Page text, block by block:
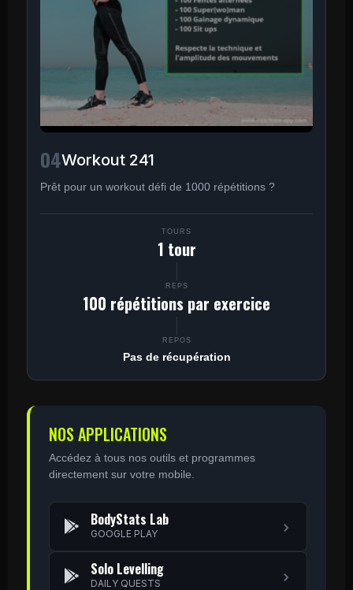
04Workout 241
Prêt pour un workout défi de 1000 répétitions ?
TOURS
1 tour
REPS
100 répétitions par exercice
REPOS
Pas de récupération
NOS APPLICATIONS
Accédez à tous nos outils et programmes
directement sur votre mobile.
BodyStats Lab
GOOGLE PLAY
Solo Levelling
DAILY QUESTS